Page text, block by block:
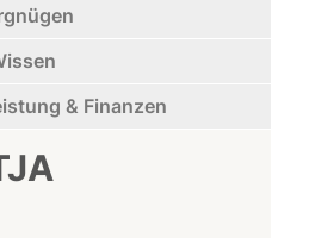
& Finanzen